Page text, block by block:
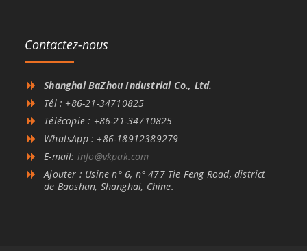
Contactez-nous
Shanghai BaZhou Industrial Co., Ltd.
Tél : +86-21-34710825
Télécopie : +86-21-34710825
WhatsApp : +86-18912389279
E-mail: info@vkpak.com
Ajouter : Usine n° 6, n° 477 Tie Feng Road, district
de Baoshan, Shanghai, Chine.